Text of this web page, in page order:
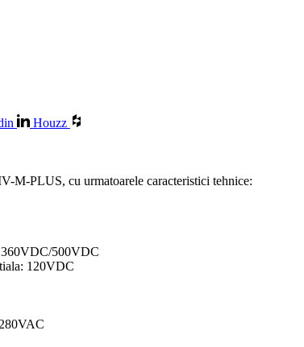
Houzz
PLUS, cu urmatoarele caracteristici tehnice:
360VDC/500VDC
120VDC